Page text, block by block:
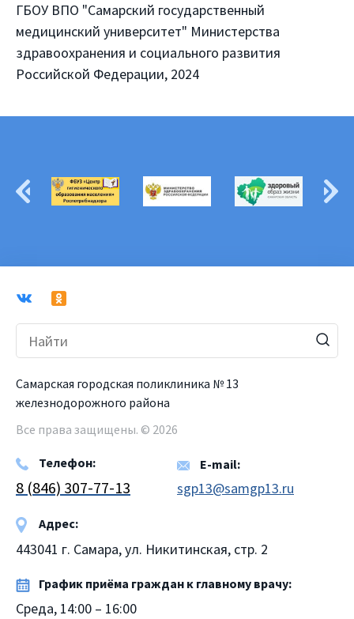
ГБОУ ВПО "Самарский государственный
медицинский университет" Министерства
здравоохранения и социального развития
Российской Федерации, 2024
Самарская городская поликлиника № 13
железнодорожного района
Все права защищены. © 2026
Телефон:
8 (846) 307-77-13
E-mail:
sgp13@samgp13.ru
Адрес:
443041 г. Самара, ул. Никитинская, стр. 2
График приёма граждан к главному врачу:
Среда, 14:00 – 16:00